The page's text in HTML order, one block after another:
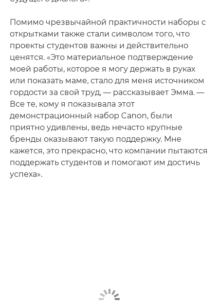
Помимо чрезвычайной практичности наборы с
открытками также стали символом того, что
проекты студентов важны и действительно
ценятся. «Это материальное подтверждение
моей работы, которое я могу держать в руках
или показать маме, стало для меня источником
гордости за свой труд, — рассказывает Эмма. —
Все те, кому я показывала этот
демонстрационный набор Canon, были
приятно удивлены, ведь нечасто крупные
бренды оказывают такую поддержку. Мне
кажется, это прекрасно, что компании пытаются
поддержать студентов и помогают им достичь
успеха».